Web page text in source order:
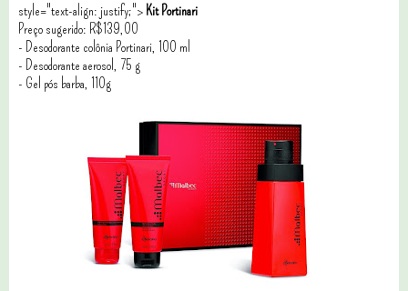
style="text-align: justify;"> Kit Portinari
Preço sugerido: R$139,00
- Desodorante colônia Portinari, 100 ml
- Desodorante aerosol, 75 g
- Gel pós barba, 110g